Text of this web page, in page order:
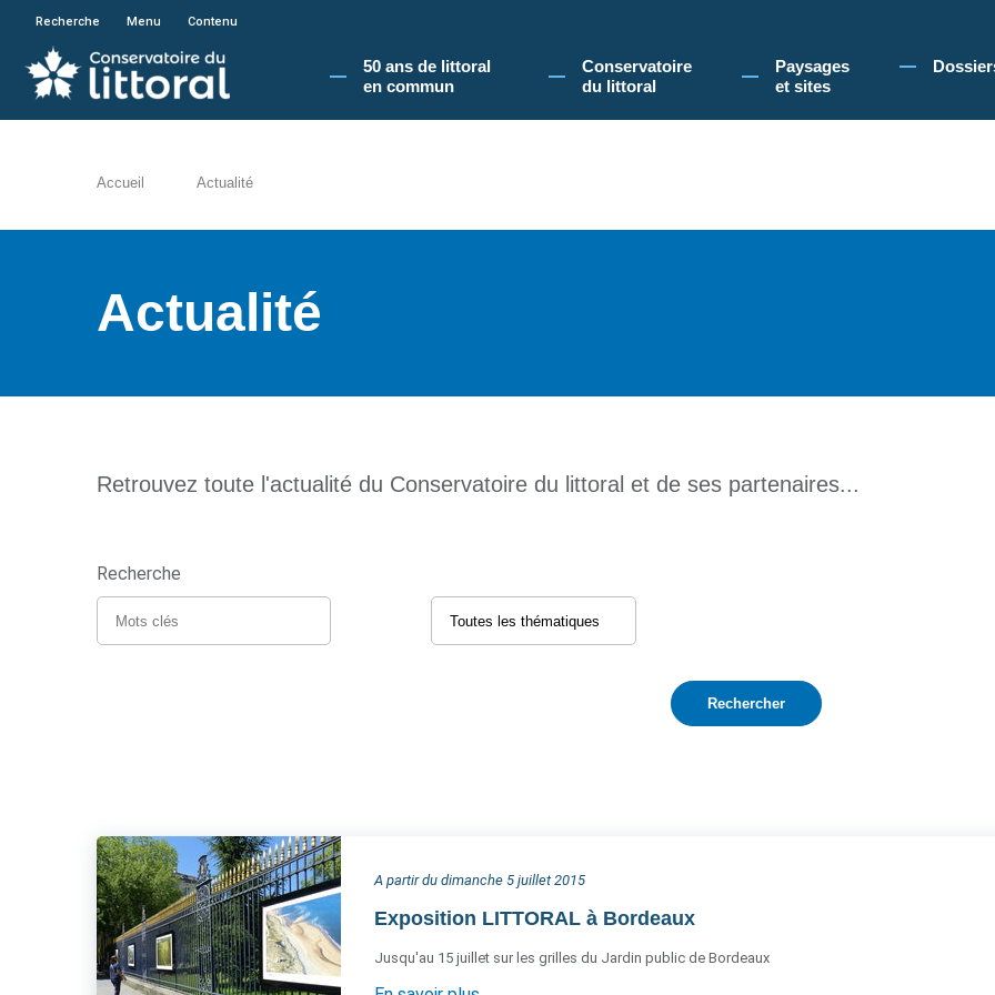
En poursuivant votre navigation sur le site du Conservatoire du littoral, vous acceptez l'utilisation de cookies pour vous
Recherche Menu Contenu
50 ans de littoral
en commun​
Conservatoire
du littoral
Paysages
et sites
Accueil Actualité
Actualité
Retrouvez toute l'actualité du Conservatoire du littoral et de ses partenaires...
Recherche
A partir du dimanche 5 juillet 2015
Exposition LITTORAL à Bordeaux
Jusqu'au 15 juillet sur les grilles du Jardin public de Bordeaux